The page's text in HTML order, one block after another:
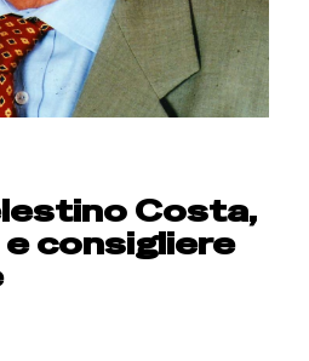
Costa,
consigliere